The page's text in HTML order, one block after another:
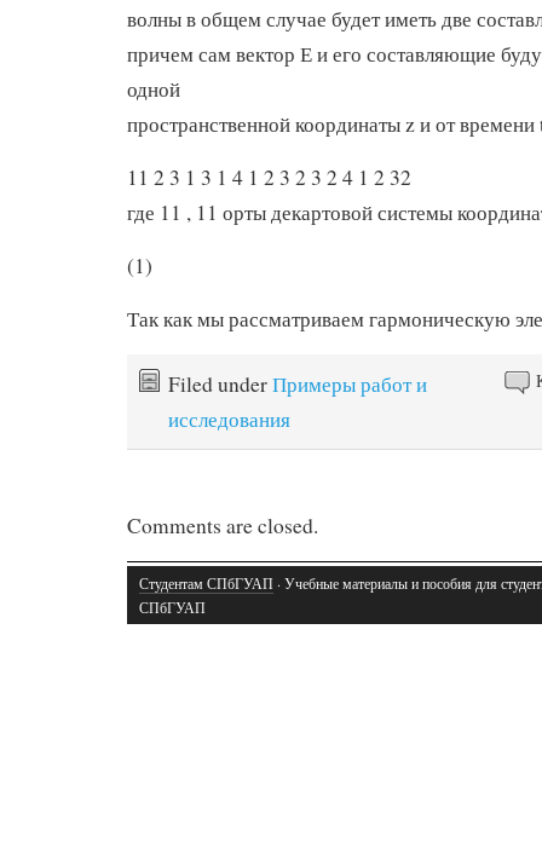
волны в общем случае будет иметь две
причем сам вектор Е и его составляющие
одной
пространственной координаты z и от времени
11 2 3 1 3 1 4 1 2 3 2 3 2 4 1 2 32
где 11 , 11 орты декартовой системы
(1)
Так как мы рассматриваем гармоническую
Filed underПримеры работ и
исследования
Comments are closed.
Студентам СПбГУАП · Учебные материалы и пособия для
СПбГУАП